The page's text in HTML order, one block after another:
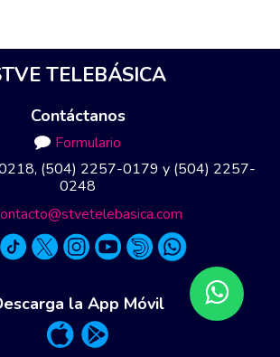
TELEBÁSICA
Contáctanos
Formulario
(504) 2257-0179 y (504) 2257-
0248
la App Móvil